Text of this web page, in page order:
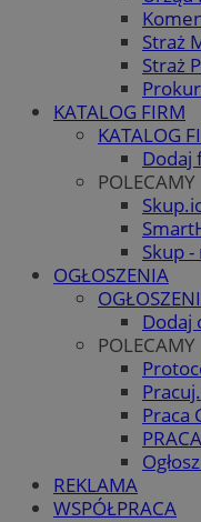
Straż
Straż
KATALOG FIRM
KATALOG
Dodaj
POLECAMY
Skup
OGŁOSZENIA
Dodaj
POLECAMY
Praca
PRACA
REKLAMA
WSPÓŁPRACA